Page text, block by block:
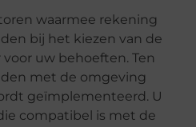
waarmee rekening
bij het kiezen van de
uw behoeften. Ten
met de omgeving
geïmplementeerd. U
compatibel is met de